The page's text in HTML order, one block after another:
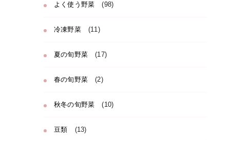
よく使う野菜 (98)
冷凍野菜 (11)
夏の旬野菜 (17)
春の旬野菜 (2)
秋冬の旬野菜 (10)
豆類 (13)